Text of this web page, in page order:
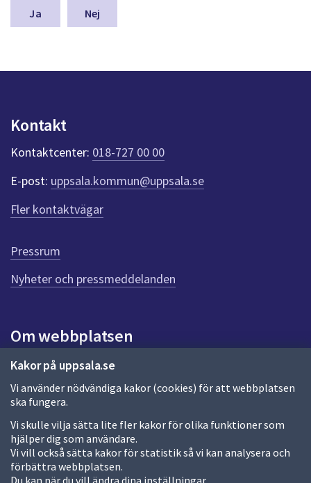
Kakor på uppsala.se
Vi använder nödvändiga kakor (cookies) för att webbplatsen
ska fungera.
Vi skulle vilja sätta lite fler kakor för olika funktioner som
hjälper dig som användare.
Vi vill också sätta kakor för statistik så vi kan analysera och
förbättra webbplatsen.
Du kan när du vill ändra dina inställningar.
a
n
k
t
e
r
f
ö
r
e
n
n
a
d
a
Nej
Kontakt
Kontaktcenter: 018-727 00 00
E-post: uppsala.kommun@uppsala.se
Fler kontaktvägar
Pressrum
Nyheter och pressmeddelanden
Om webbplatsen
Om webbplatsen
Allmänna handlingar och diarium
Behandling av personuppgifter
Kakor
Språk (other languages)